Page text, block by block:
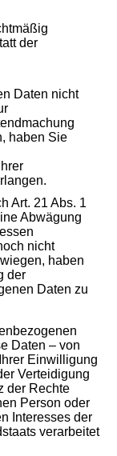
der
Daten nicht
haben Sie
Art. 21 Abs. 1
Abwägung
nicht
haben
der
Daten zu
Daten – von
Einwilligung
Verteidigung
der Rechte
Person oder
Interesses der
verarbeitet